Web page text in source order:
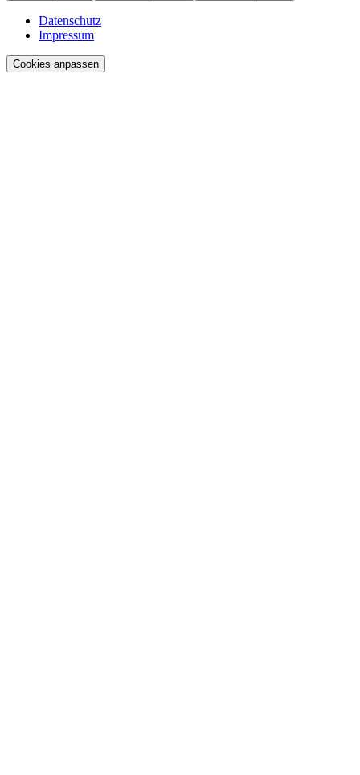
Datenschutz
Impressum
Cookies anpassen